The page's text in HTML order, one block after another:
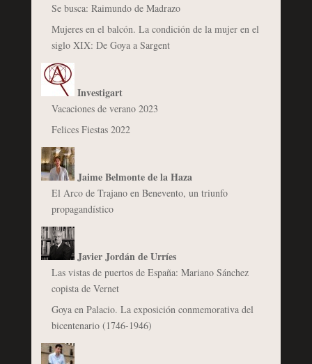
Se busca: Raimundo de Madrazo
Mujeres en el balcón. La condición de la mujer en el
siglo XIX: De Goya a Sargent
Investigart
Vacaciones de verano 2023
Felices Fiestas 2022
Jaime Belmonte de la Haza
El Arco de Trajano en Benevento, un triunfo
propagandístico
Javier Jordán de Urríes
Las vistas de puertos de España: Mariano Sánchez
copista de Vernet
Goya en Palacio. La exposición conmemorativa del
bicentenario (1746-1946)